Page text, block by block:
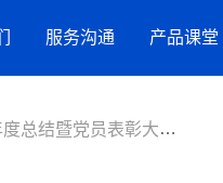
赢
服务沟通
服务指引
产品课堂
AI搜索
党员表彰大会圆满召开